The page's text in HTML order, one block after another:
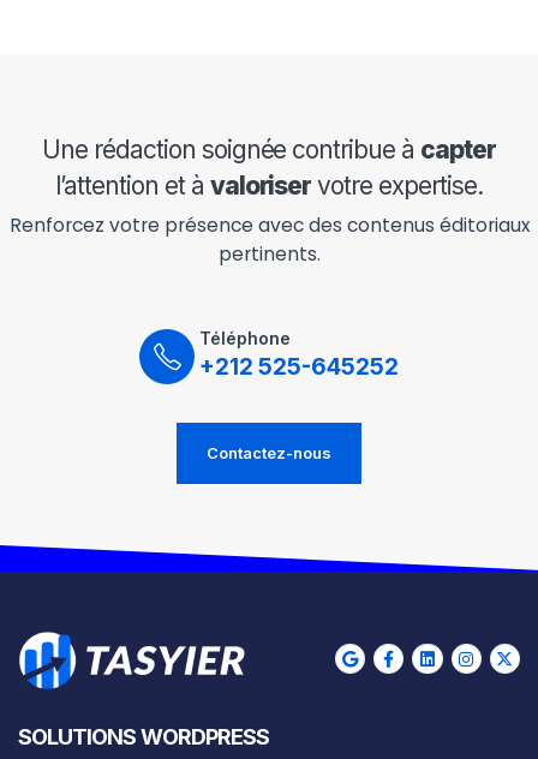
Une rédaction soignée contribue à capter
l’attention et à valoriser votre expertise.
Renforcez votre présence avec des contenus éditoriaux
pertinents.
Téléphone
+212 525-645252
Contactez-nous
SOLUTIONS WORDPRESS